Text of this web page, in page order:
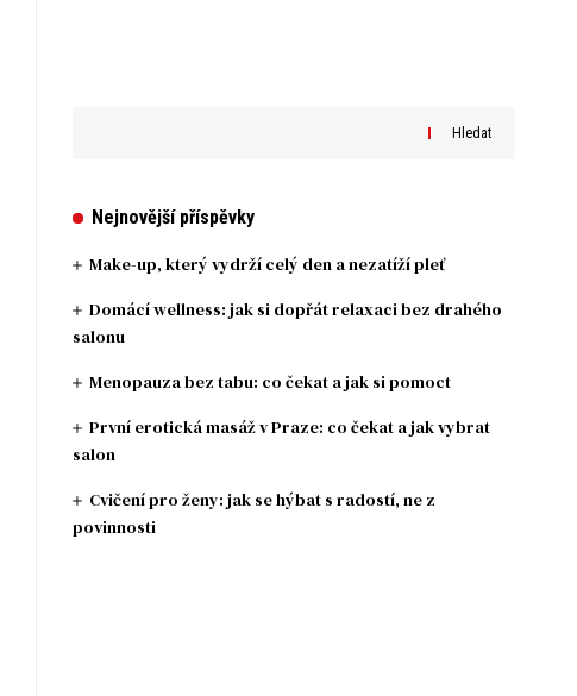
Hledat
Nejnovější příspěvky
Make-up, který vydrží celý den a nezatíží pleť
Domácí wellness: jak si dopřát relaxaci bez drahého
salonu
Menopauza bez tabu: co čekat a jak si pomoct
První erotická masáž v Praze: co čekat a jak vybrat
salon
Cvičení pro ženy: jak se hýbat s radostí, ne z
povinnosti